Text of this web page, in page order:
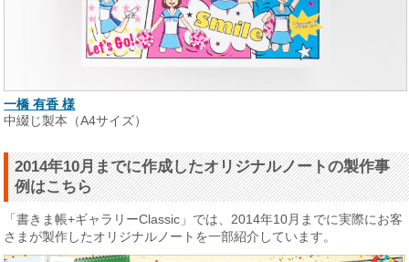
一橋 有香 様
中綴じ製本（A4サイズ）
2014年10月までに作成したオリジナルノートの製作事
例はこちら
「書きま帳+ギャラリーClassic」では、2014年10月までに実際にお客
さまが製作したオリジナルノートを一部紹介しています。